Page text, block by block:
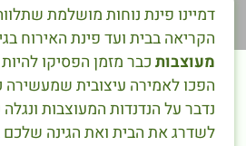
דמיינו פינת נוחות מושלמת
הקריאה בבית ועד פינת האירוח
מעוצבות כבר מזמן הפסיקו
הפכו לאמירה עיצובית
נדבר על הנדנדות המעוצבות ונגלה
לשדרג את הבית ואת הגינה שלכם